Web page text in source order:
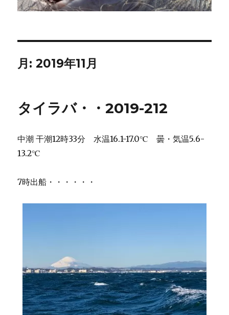
月:2019年11月
タイラバ・・2019-212
中潮 干潮12時33分 水温16.1-17.0℃ 曇・気温5.6-
13.2℃
7時出船・・・・・・